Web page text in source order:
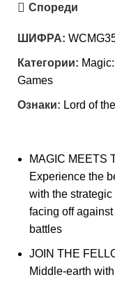
Спореди
ШИФРА:
Категории:
Games
Ознаки: Lord of
MAGIC MEETS
Experience the
with the
facing off
battles
JOIN THE
Middle-earth